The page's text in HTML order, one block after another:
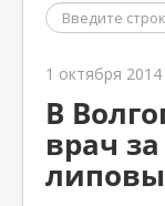
Поиск
1 октября 2014
В
врач